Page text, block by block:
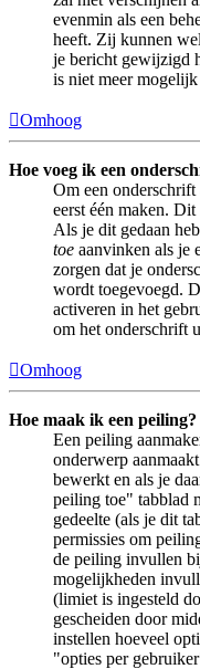
evenmin als een
heeft. Zij kunnen
je bericht gewijzigd
is niet meer
Omhoog
Hoe voeg ik een
Om een onderschrift
eerst één maken.
Als je dit gedaan
toe aanvinken als je
zorgen dat je
wordt toegevoegd.
activeren in het
om het onderschrift
Omhoog
Hoe maak ik een peiling?
Een peiling
onderwerp
bewerkt en als je
peiling toe" tabblad
gedeelte (als je dit
permissies om
de peiling invullen
mogelijkheden
(limiet is ingesteld
gescheiden door
instellen hoeveel
"opties per